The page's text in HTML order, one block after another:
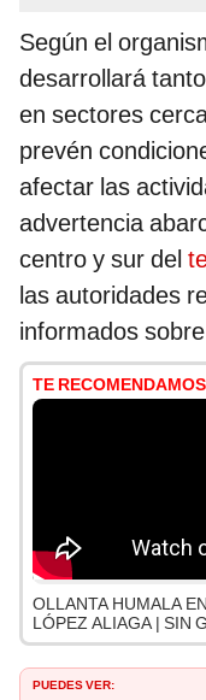
Según el
desarrollará
en sectores
prevén
afectar las
advertencia
centro y sur del
las autoridades
informados
TE RECOMENDAMOS
OLLANTA HUMALA
LÓPEZ ALIAGA | SIN
PUEDES VER: